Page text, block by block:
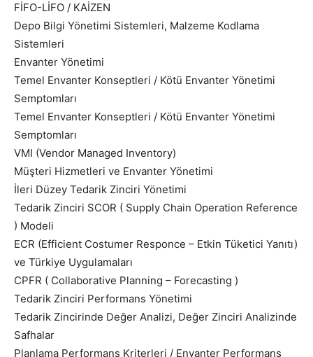
FİFO-LİFO / KAİZEN
Depo Bilgi Yönetimi Sistemleri, Malzeme Kodlama
Sistemleri
Envanter Yönetimi
Temel Envanter Konseptleri / Kötü Envanter Yönetimi
Semptomları
Temel Envanter Konseptleri / Kötü Envanter Yönetimi
Semptomları
VMI (Vendor Managed Inventory)
Müşteri Hizmetleri ve Envanter Yönetimi
İleri Düzey Tedarik Zinciri Yönetimi
Tedarik Zinciri SCOR ( Supply Chain Operation Reference
) Modeli
ECR (Efficient Costumer Responce – Etkin Tüketici Yanıtı)
ve Türkiye Uygulamaları
CPFR ( Collaborative Planning – Forecasting )
Tedarik Zinciri Performans Yönetimi
Tedarik Zincirinde Değer Analizi, Değer Zinciri Analizinde
Safhalar
Planlama Performans Kriterleri / Envanter Performans